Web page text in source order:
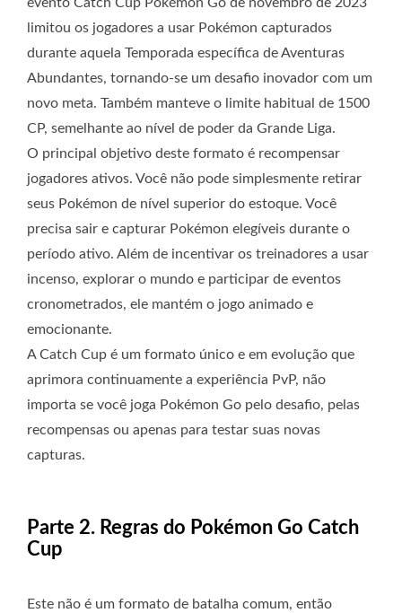
evento Catch Cup Pokémon Go de novembro de 2023
limitou os jogadores a usar Pokémon capturados
durante aquela Temporada específica de Aventuras
Abundantes, tornando-se um desafio inovador com um
novo meta. Também manteve o limite habitual de 1500
CP, semelhante ao nível de poder da Grande Liga.
O principal objetivo deste formato é recompensar
jogadores ativos. Você não pode simplesmente retirar
seus Pokémon de nível superior do estoque. Você
precisa sair e capturar Pokémon elegíveis durante o
período ativo. Além de incentivar os treinadores a usar
incenso, explorar o mundo e participar de eventos
cronometrados, ele mantém o jogo animado e
emocionante.
A Catch Cup é um formato único e em evolução que
aprimora continuamente a experiência PvP, não
importa se você joga Pokémon Go pelo desafio, pelas
recompensas ou apenas para testar suas novas
capturas.
Parte 2. Regras do Pokémon Go Catch
Cup
Este não é um formato de batalha comum, então